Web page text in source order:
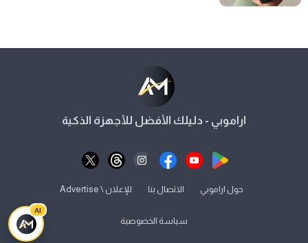
اراموبي - دليلك الأفضل للأجهزة الذكية
حول اراموبي الاتصال بنا للإعلان \ Advertise
سياسة الخصوصية
AI